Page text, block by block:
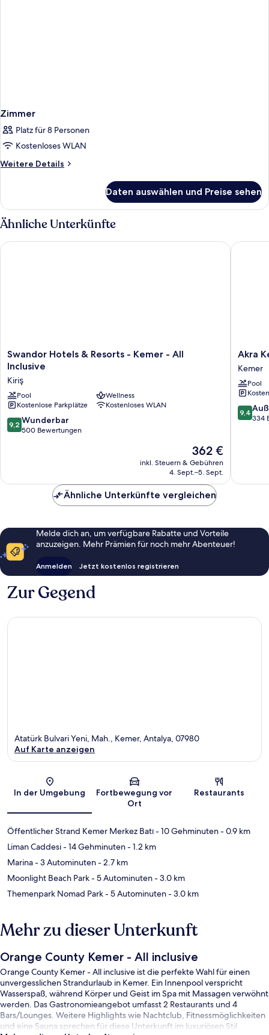
Zimmer
Platz für 8 Personen
Kostenloses WLAN
Weitere Details
Weitere
Daten auswählen und Preise sehen
Ähnliche Unterkünfte
Swandor
Hotels
Resorts
-
Kemer
-
All
Swandor Hotels & Resorts - Kemer - All
Inclusive
Kiriş
Pool
Wellness
Kostenlose Parkplätze
Kostenloses WLAN
9.2
von
9,2 Wunderbar
500 Bewertungen
Der
Preis
beträgt
362 €
inkl. Steuern & Gebühren
4. Sept.–5. Sept.
Swandor Hotels & Resorts - Kemer - All Inclusive
Akra
Kemer
-
All
Inclusive
Kemer
Akra
Kemer
Pool
9.4
von
9,4
334
Akra
Ähnliche Unterkünfte vergleichen
Melde dich an, um verfügbare Rabatte und Vorteile
anzuzeigen. Mehr Prämien für noch mehr Abenteuer!
Anmelden Jetzt kostenlos registrieren
Zur Gegend
Karte
Atatürk Bulvari Yeni, Mah., Kemer, Antalya, 07980
Auf Karte anzeigen
In der Umgebung
Fortbewegung vor
Ort
Restaurants
Öffentlicher Strand Kemer Merkez Batı- 10 Gehminuten- 0.9 km
Liman Caddesi- 14 Gehminuten- 1.2 km
Marina- 3 Autominuten- 2.7 km
Moonlight Beach Park- 5 Autominuten- 3.0 km
Themenpark Nomad Park- 5 Autominuten- 3.0 km
Mehr zu dieser Unterkunft
Orange County Kemer - All inclusive
Orange County Kemer - All inclusive ist die perfekte Wahl für einen
unvergesslichen Strandurlaub in Kemer. Ein Innenpool verspricht
Wasserspaß, während Körper und Geist im Spa mit Massagen verwöhnt
werden. Das Gastronomieangebot umfasst 2 Restaurants und 4
Bars/Lounges. Weitere Highlights wie Nachtclub, Fitnessmöglichkeiten
und eine Sauna sprechen für diese Unterkunft im luxuriösen Stil.